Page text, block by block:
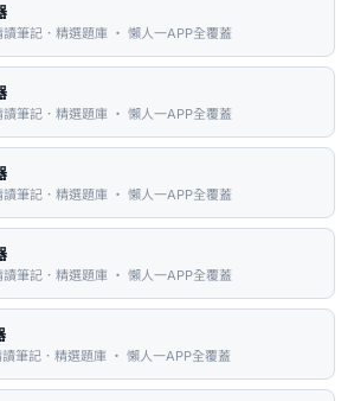
筆記．精選題庫 ・ 懶人一APP全覆蓋
筆記．精選題庫 ・ 懶人一APP全覆蓋
筆記．精選題庫 ・ 懶人一APP全覆蓋
筆記．精選題庫 ・ 懶人一APP全覆蓋
筆記．精選題庫 ・ 懶人一APP全覆蓋